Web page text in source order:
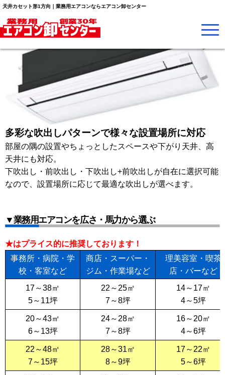
天井カセット形1方向｜業務用エアコンならエアコン卸センター
多彩な吹出しパターンで様々な設置場所に対応
部屋の隅の設置やちょっとしたスペースや下がり天井、高
天井にも対応。
下吹出し・前吹出し・下吹出し+前吹出しが自在に選択可能
なので、設置場所に応じて最適な吹出しが選べます。
▼業務用エアコンを広さ・馬力から選ぶ
★はプライス的に推奨しております！
事務所・病院・学
校・客室など
商店・スーパー・
ジム・作業場など
理美容室・喫茶
店・バーなど
17～38㎡
5～11坪
22～25㎡
7～8坪
14～17㎡
4～5坪
20～43㎡
6～13坪
24～28㎡
7～8坪
16～20㎡
4～6坪
22～48㎡
7～15坪
28～31㎡
8～9坪
17～22㎡
5～6坪